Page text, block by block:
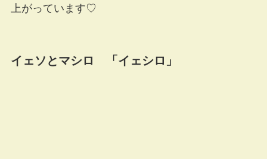
上がっています♡
イェソとマシロ 「イェシロ」